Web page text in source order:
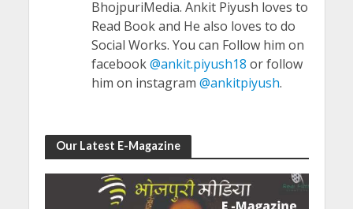
BhojpuriMedia. Ankit Piyush loves to
Read Book and He also loves to do
Social Works. You can Follow him on
facebook@ankit.piyush18 or follow
him on instagram @ankitpiyush.
Our Latest E-Magazine